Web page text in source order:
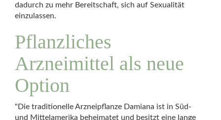
dadurch zu mehr Bereitschaft, sich auf Sexualität
einzulassen.
Pflanzliches
Arzneimittel als neue
Option
"Die traditionelle Arzneipflanze Damiana ist in Süd-
und Mittelamerika beheimatet und besitzt eine lange